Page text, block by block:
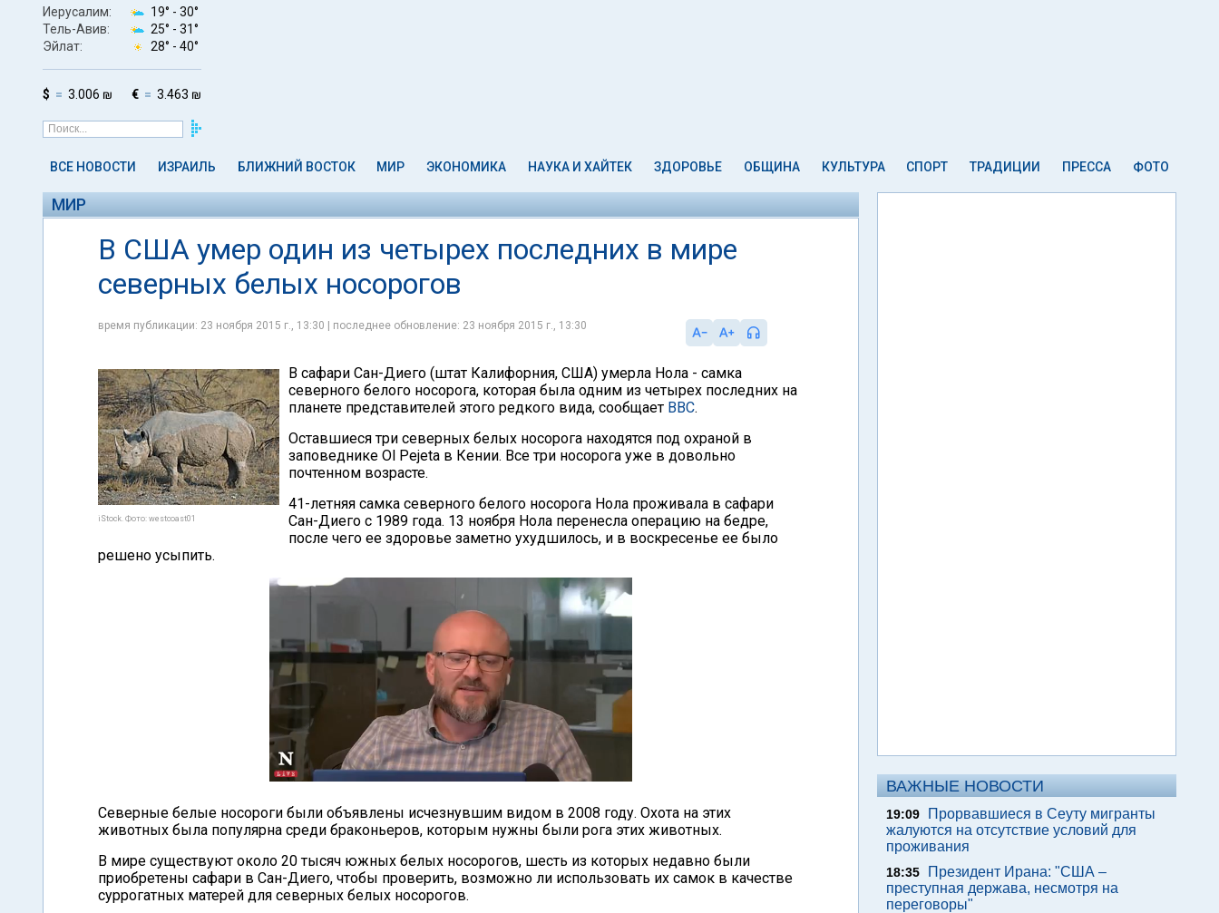
Иерусалим: 19° - 30°
Тель-Авив:
25° - 31°
Эйлат:
28° - 40°
$ 3.006 ₪ € 3.463 ₪
ВСЕ НОВОСТИ ИЗРАИЛЬ БЛИЖНИЙ ВОСТОК МИР ЭКОНОМИКА НАУКА И ХАЙТЕК ЗДОРОВЬЕ ОБЩИНА КУЛЬТУРА СПОРТ ТРАДИЦИИ ПРЕССА ФОТО
МИР
В США умер один из четырех последних в мире
северных белых носорогов
время публикации: 23 ноября 2015 г., 13:30 | последнее обновление: 23 ноября 2015 г., 13:30
iStock. Фото: westcoast01
В сафари Сан-Диего (штат Калифорния, США) умерла Нола - самка
северного белого носорога, которая была одним из четырех последних на
планете представителей этого редкого вида, сообщает BBC.
Оставшиеся три северных белых носорога находятся под охраной в
заповеднике Ol Pejeta в Кении. Все три носорога уже в довольно
почтенном возрасте.
41-летняя самка северного белого носорога Нола проживала в сафари
Сан-Диего с 1989 года. 13 ноября Нола перенесла операцию на бедре,
после чего ее здоровье заметно ухудшилось, и в воскресенье ее было
решено усыпить.
Северные белые носороги были объявлены исчезнувшим видом в 2008 году. Охота на этих
животных была популярна среди браконьеров, которым нужны были рога этих животных.
В мире существуют около 20 тысяч южных белых носорогов, шесть из которых недавно были
приобретены сафари в Сан-Диего, чтобы проверить, возможно ли использовать их самок в качестве
суррогатных матерей для северных белых носорогов.
ВАЖНЫЕ НОВОСТИ
19:09
Прорвавшиеся в Сеуту мигранты
жалуются на отсутствие условий для
проживания
18:35
Президент Ирана: "США –
преступная держава, несмотря на
переговоры"